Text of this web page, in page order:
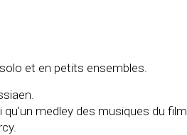
et en petits ensembles.
qu'un medley des musiques du film